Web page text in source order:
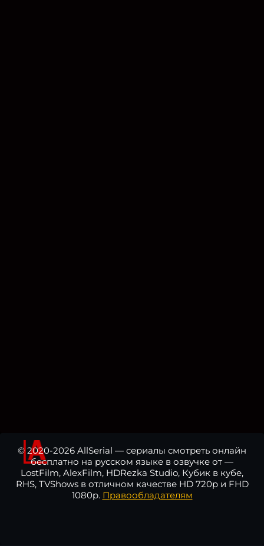
© 2020-2026 AllSerial — сериалы смотреть онлайн
бесплатно на русском языке в озвучке от —
LostFilm, AlexFilm, HDRezka Studio, Кубик в кубе,
RHS, TVShows в отличном качестве HD 720p и FHD
1080p. Правообладателям